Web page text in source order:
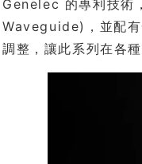
Genelec 的專利技
Waveguide)，並配有
調整，讓此系列在各